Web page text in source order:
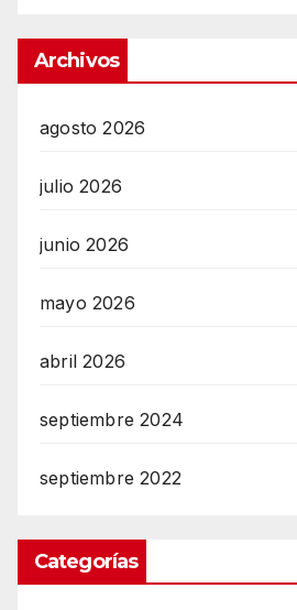
Archivos
agosto 2026
julio 2026
junio 2026
mayo 2026
abril 2026
septiembre 2024
septiembre 2022
Categorías